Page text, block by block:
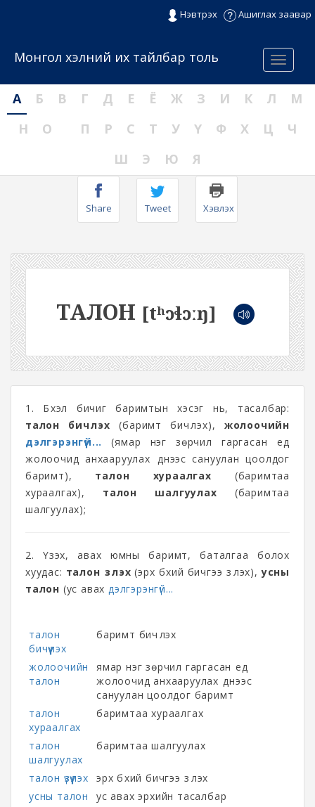
Нэвтрэх Ашиглах заавар
Menu
Монгол хэлний их тайлбар толь
А Б В Г Д Е Ё Ж З И К Л
М
Н
О П Р С Т У Ү Ф Х Ц
Ч
Ш
Э Ю Я
Share Tweet Хэвлэх
ТАЛОН [tʰɔɬɔːŋ]
1. Бүхэл бичиг баримтын хэсэг нь, тасалбар:
талон бичүүлэх (баримт бичүүлэх), жолоочийн
дэлгэрэнгүй...
(ямар нэг зөрчил гаргасан үед
жолоочид анхааруулах үүднээс сануулан цоолдог
баримт), талон хураалгах (баримтаа
хураалгах), талон шалгуулах (баримтаа
шалгуулах);
2. Үзэх, авах юмны баримт, баталгаа болох
хуудас: талон үзүүлэх (эрх бүхий бичгээ үзүүлэх),усны
талон (ус авах дэлгэрэнгүй...
талон
бичүүлэх
баримт бичүүлэх
жолоочийн
талон
ямар нэг зөрчил гаргасан үед
жолоочид анхааруулах үүднээс
сануулан цоолдог баримт
талон
хураалгах
баримтаа хураалгах
талон
шалгуулах
баримтаа шалгуулах
талон үзүүлэх
эрх бүхий бичгээ үзүүлэх
усны талон
ус авах эрхийн тасалбар